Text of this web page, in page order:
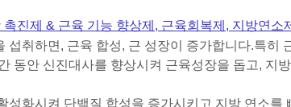
촉진제 & 근육 기능 향상제, 근육회복제, 지방연소
섭취하면, 근육 합성, 근 성장이 증가합니다.특히
동안 신진대사를 향상시켜 근육성장을 돕고, 지
성화시켜 단백질 합성을 증가시키고 지방 연소를